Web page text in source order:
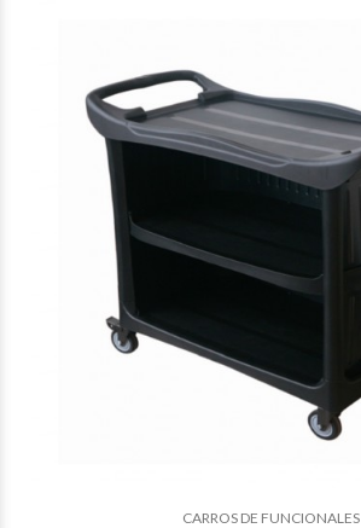
CARROS DE FUNCIONALES
$740.67769